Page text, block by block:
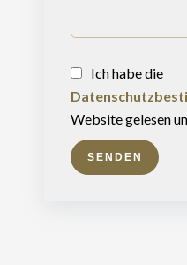
Ich habe die
Website gelesen
SENDEN